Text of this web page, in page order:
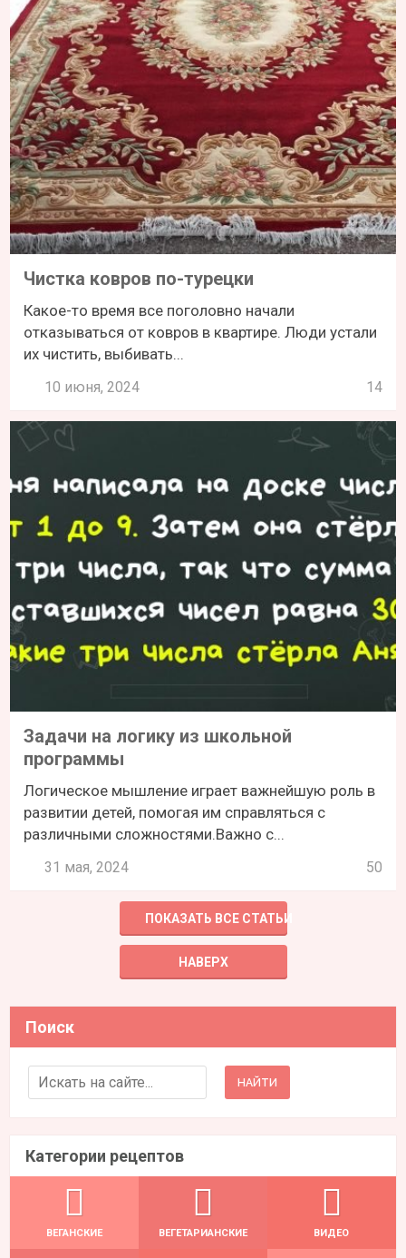
Чистка ковров по-турецки
Какое-то время все поголовно начали
отказываться от ковров в квартире. Люди устали
их чистить, выбивать...
10 июня, 2024 14
Задачи на логику из школьной
программы
Логическое мышление играет важнейшую роль в
развитии детей, помогая им справляться с
различными сложностями.Важно с...
31 мая, 2024 50
ПОКАЗАТЬ ВСЕ СТАТЬИ
НАВЕРХ
Поиск
Search for:
Категории рецептов
ВЕГАНСКИЕ ВЕГЕТАРИАНСКИЕ ВИДЕО